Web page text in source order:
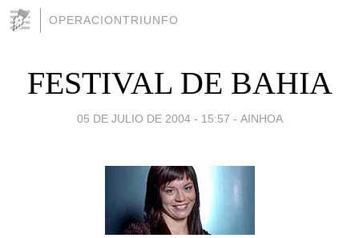
OPERACIONTRIUNFO
FESTIVAL DE BAHIA
05 DE JULIO DE 2004 - 15:57 - AINHOA